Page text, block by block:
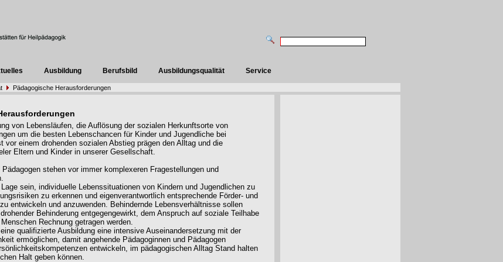
Ausbildung Berufsbild Ausbildungsqualität Service
Pädagogische Herausforderungen
von Lebensläufen, die Auflösung der sozialen Herkunftsorte von
um die besten Lebenschancen für Kinder und Jugendliche bei
vor einem drohenden sozialen Abstieg prägen den Alltag und die
Eltern und Kinder in unserer Gesellschaft.
Pädagogen stehen vor immer komplexeren Fragestellungen und
sein, individuelle Lebenssituationen von Kindern und Jugendlichen zu
zu erkennen und eigenverantwortlich entsprechende Förder- und
entwickeln und anzuwenden. Behindernde Lebensverhältnisse sollen
Behinderung entgegengewirkt, dem Anspruch auf soziale Teilhabe
Rechnung getragen werden.
qualifizierte Ausbildung eine intensive Auseinandersetzung mit der
ermöglichen, damit angehende Pädagoginnen und Pädagogen
entwickeln, im pädagogischen Alltag Stand halten
Halt geben können.